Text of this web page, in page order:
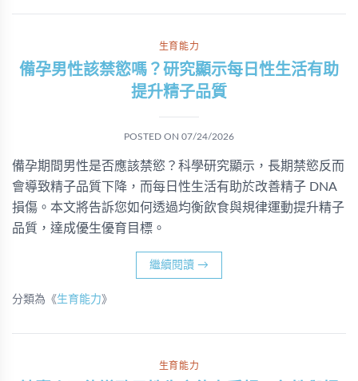
生育能力
備孕男性該禁慾嗎？研究顯示每日性生活有助
提升精子品質
POSTED ON 07/24/2026
備孕期間男性是否應該禁慾？科學研究顯示，長期禁慾反而
會導致精子品質下降，而每日性生活有助於改善精子 DNA
損傷。本文將告訴您如何透過均衡飲食與規律運動提升精子
品質，達成優生優育目標。
繼續閱讀 →
分類為《生育能力》
生育能力